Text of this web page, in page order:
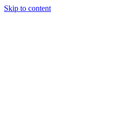
Skip to content